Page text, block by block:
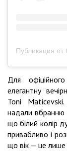
Для
елегантну
Toni Maticevski.
надали вбранню
що білий колір
привабливо і
що вік — це лише